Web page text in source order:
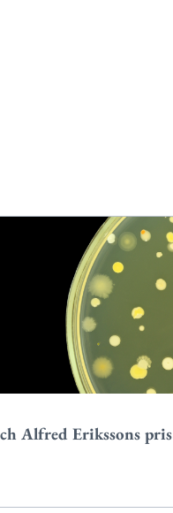
Alfred Erikssons pris